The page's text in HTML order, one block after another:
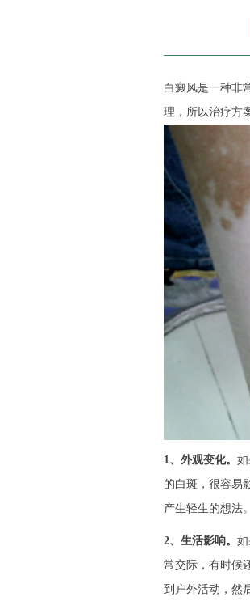
白癜风是一种非
理，所以治疗方
1、外观变化。
的白斑，很容易
产生轻生的想法。
2、生活影响。
常交际，有时候
到户外活动，然